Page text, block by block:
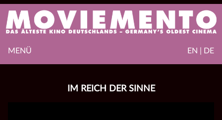
EN | DE
MENÜ
IM REICH DER SINNE